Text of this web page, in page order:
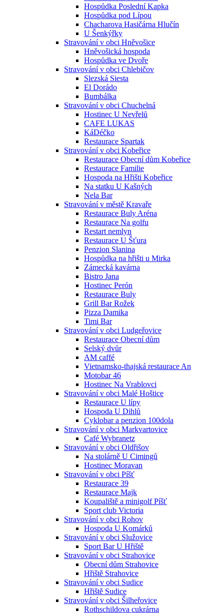
Hospůdka Poslední Kapka
Hospůdka pod Lípou
Chacharova Hasičárna Hlučín
U Šenkýřky
Stravování v obci Hněvošice
Hněvošická hospoda
Hospůdka ve Dvoře
Stravování v obci Chlebičov
Slezská Siesta
El Dorádo
Bumbálka
Stravování v obci Chuchelná
Hostinec U Nevřelů
CAFE LUKAS
KáDéčko
Restaurace Spartak
Stravování v obci Kobeřice
Restaurace Obecní dům Kobeřice
Restaurace Familie
Hospoda na Hřišti Kobeřice
Na statku U Kašných
Nela Bar
Stravování v městě Kravaře
Restaurace Buly Aréna
Restaurace Na golfu
Restart nemlyn
Restaurace U Šťura
Penzion Slanina
Hospůdka na hřišti u Mirka
Zámecká kavárna
Bistro Jana
Hostinec Perón
Restaurace Buly
Grill Bar Rožek
Pizza Damika
Timi Bar
Stravování v obci Ludgeřovice
Restaurace Obecní dům
Selský dvůr
AM caffé
Vietnamsko-thajská restaurace An
Motobar 46
Hostinec Na Vrablovci
Stravování v obci Malé Hoštice
Restaurace U lípy
Hospoda U Dihlů
Cyklobar a penzion 100dola
Stravování v obci Markvartovice
Café Wybranetz
Stravování v obci Oldřišov
Na stolárně U Cimingů
Hostinec Moravan
Stravování v obci Píšť
Restaurace 39
Restaurace Majk
Koupaliště a minigolf Píšť
Sport club Victoria
Stravování v obci Rohov
Hospoda U Komárků
Stravování v obci Služovice
Sport Bar U Hřiště
Stravování v obci Strahovice
Obecní dům Strahovice
Hřiště Strahovice
Stravování v obci Sudice
Hřiště Sudice
Stravování v obci Šilheřovice
Rothschildova cukrárna